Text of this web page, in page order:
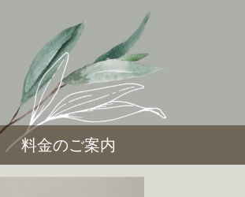
料金のご案内